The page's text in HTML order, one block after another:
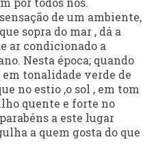
de um ambiente,
sopra do mar , dá a
ar condicionado a
Nesta época; quando
tonalidade verde de
no estio ,o sol , em tom
quente e forte no
a este lugar
a quem gosta do que